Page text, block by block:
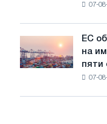
трамвайных
путей
Ярославля
07-
объявил
окончательные
ЕС
на
пяти
07-